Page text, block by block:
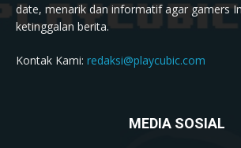
date, menarik dan informatif agar gamers
ketinggalan berita.
Kontak Kami: redaksi@playcubic.com
MEDIA SOSIAL